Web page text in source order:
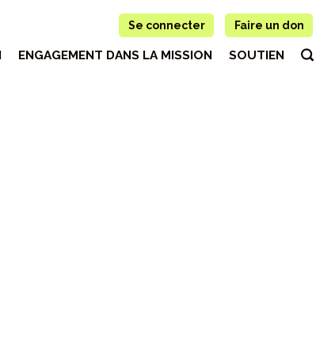
Se connecter Faire un don
ENGAGEMENT DANS LA MISSION SOUTIEN 